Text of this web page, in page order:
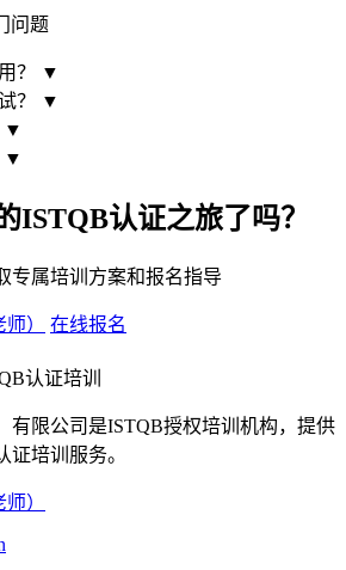
问题
？
▼
？
▼
▼
▼
ISTQB认证之旅了吗？
专属培训方案和报名指导
） 在线报名
认证培训
有限公司是ISTQB授权培训机构，提供
培训服务。
）